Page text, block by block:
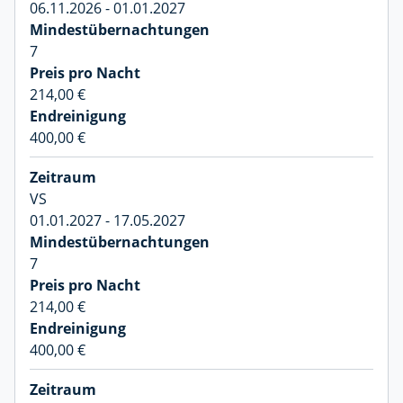
06.11.2026 - 01.01.2027
7
214,00 €
400,00 €
VS
01.01.2027 - 17.05.2027
7
214,00 €
400,00 €